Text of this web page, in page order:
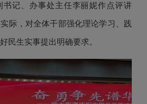
书记、办事处主任李丽妮作点评讲
际，对全体干部强化理论学习、践
民生实事提出明确要求。